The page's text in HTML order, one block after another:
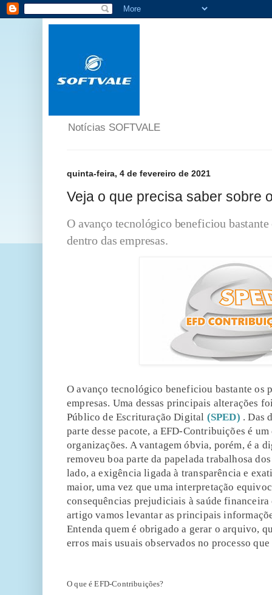
Notícias SOFTVALE
quinta-feira, 4 de fevereiro de 2021
Veja o que precisa saber sobre
O avanço tecnológico beneficiou bastante
dentro das empresas.
O avanço tecnológico beneficiou bastante os
empresas. Uma dessas principais alterações
Público de Escrituração Digital (SPED) . Das
parte desse pacote, a EFD-Contribuições é
organizações. A vantagem óbvia, porém, é a
removeu boa parte da papelada trabalhosa
lado, a exigência ligada à transparência e
maior, uma vez que uma interpretação
consequências prejudiciais à saúde
artigo vamos levantar as principais
Entenda quem é obrigado a gerar o arquivo,
erros mais usuais observados no processo
O que é EFD-Contribuições?